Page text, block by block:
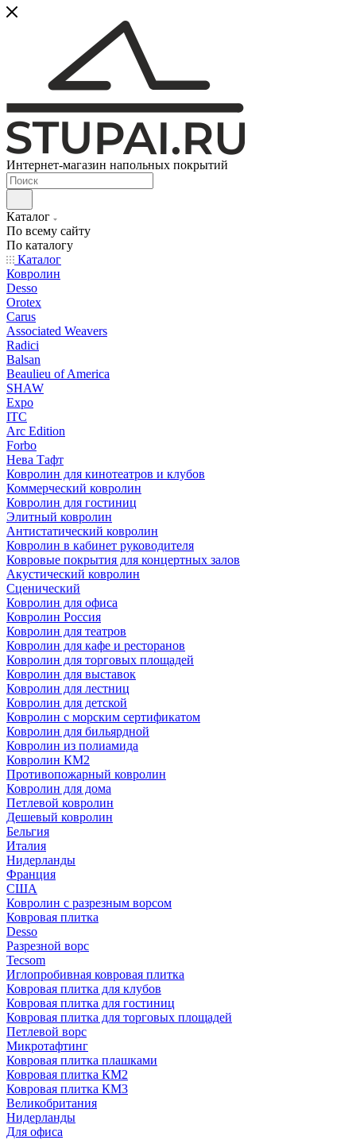
Интернет-магазин напольных покрытий
Каталог
По всему сайту
По каталогу
Каталог
Ковролин
Desso
Orotex
Carus
Associated Weavers
Radici
Balsan
Beaulieu of America
SHAW
Expo
ITC
Arc Edition
Forbo
Нева Тафт
Ковролин для кинотеатров и клубов
Коммерческий ковролин
Ковролин для гостиниц
Элитный ковролин
Антистатический ковролин
Ковролин в кабинет руководителя
Ковровые покрытия для концертных залов
Акустический ковролин
Сценический
Ковролин для офиса
Ковролин Россия
Ковролин для театров
Ковролин для кафе и ресторанов
Ковролин для торговых площадей
Ковролин для выставок
Ковролин для лестниц
Ковролин для детской
Ковролин с морским сертификатом
Ковролин для бильярдной
Ковролин из полиамида
Ковролин КМ2
Противопожарный ковролин
Ковролин для дома
Петлевой ковролин
Дешевый ковролин
Бельгия
Италия
Нидерланды
Франция
США
Ковролин с разрезным ворсом
Ковровая плитка
Desso
Разрезной ворс
Tecsom
Иглопробивная ковровая плитка
Ковровая плитка для клубов
Ковровая плитка для гостиниц
Ковровая плитка для торговых площадей
Петлевой ворс
Микротафтинг
Ковровая плитка плашками
Ковровая плитка КМ2
Ковровая плитка КМ3
Великобритания
Нидерланды
Для офиса